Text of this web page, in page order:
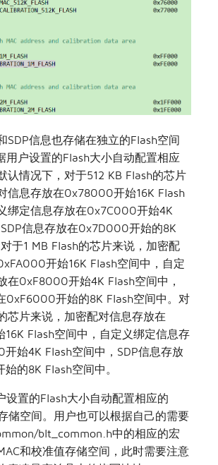
SDP信息也存储在独立的Flash空间
用户设置的Flash大小自动配置相应
认情况下，对于512 KB Flash的芯片
信息存放在0x78000开始16K Flash
绑定信息存放在0x7C000开始4K
信息存放在0x7D000开始的8K
于1 MB Flash的芯片来说，加密配
开始16K Flash空间中，自定
在0xF8000开始4K Flash空间中，
0xF6000开始的8K Flash空间中。对
芯片来说，加密配对信息存放在
Flash空间中，自定义绑定信息存
始4K Flash空间中，SDP信息存放
的8K Flash空间中。
设置的Flash大小自动配置相应的
储空间。用户也可以根据自己的需要
blt_common.h中的相应的宏
和校准值存储空间，此时需要注意